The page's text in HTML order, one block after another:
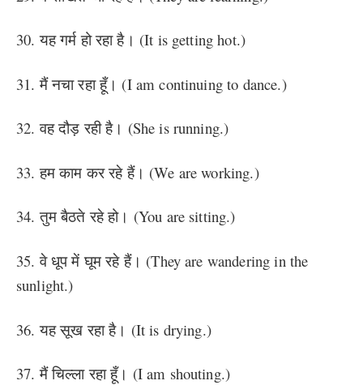
30. यह गर्म हो रहा है। (It is getting hot.)
31. मैं नचा रहा हूँ। (I am continuing to dance.)
32. वह दौड़ रही है। (She is running.)
33. हम काम कर रहे हैं। (We are working.)
34. तुम बैठते रहे हो। (You are sitting.)
35. वे धूप में घूम रहे हैं। (They are wandering in the
sunlight.)
36. यह सूख रहा है। (It is drying.)
37. मैं चिल्ला रहा हूँ। (I am shouting.)